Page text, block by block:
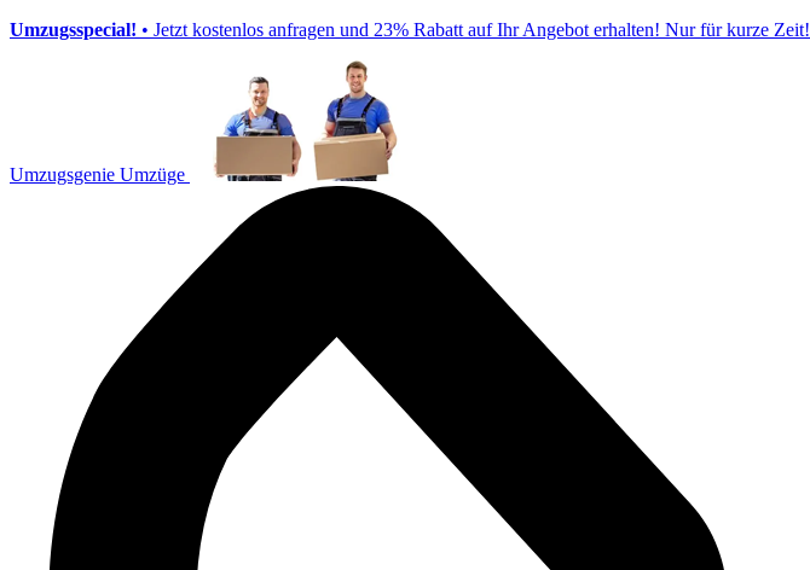
Umzugsspecial! • Jetzt kostenlos anfragen und 23% Rabatt auf Ihr Angebot erhalten! Nur für kurze Zeit!
Umzugsgenie Umzüge